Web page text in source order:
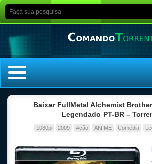
Top Séries
Baixar FullMetal Alchemist
Legendado PT-BR –
1080p 2009 Ação ANIME Comédia